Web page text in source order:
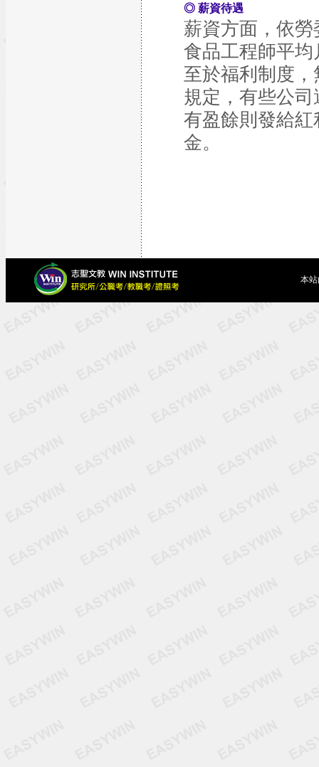
◎ 薪資待遇
薪資方面，依
食品工程師平均
至於福利制度
規定，有些公
有盈餘則發給
金。
本